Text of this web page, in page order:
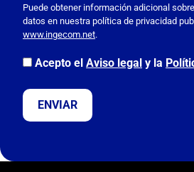
v
o
r
,
e
s
Puede obtener información adicional
datos en nuestra política de privacidad
www.ingecom.net.
Acepto el Aviso legal y la